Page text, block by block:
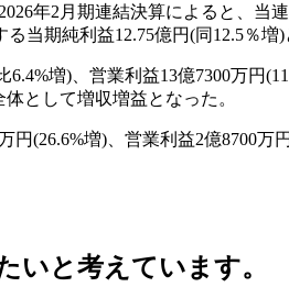
年2月期連結決算によると、当
当期純利益12.75億円(同12.5％増)
6.4%増)、営業利益13億7300万
として増収増益となった。
円(26.6%増)、営業利益2億8700
いと考えています。